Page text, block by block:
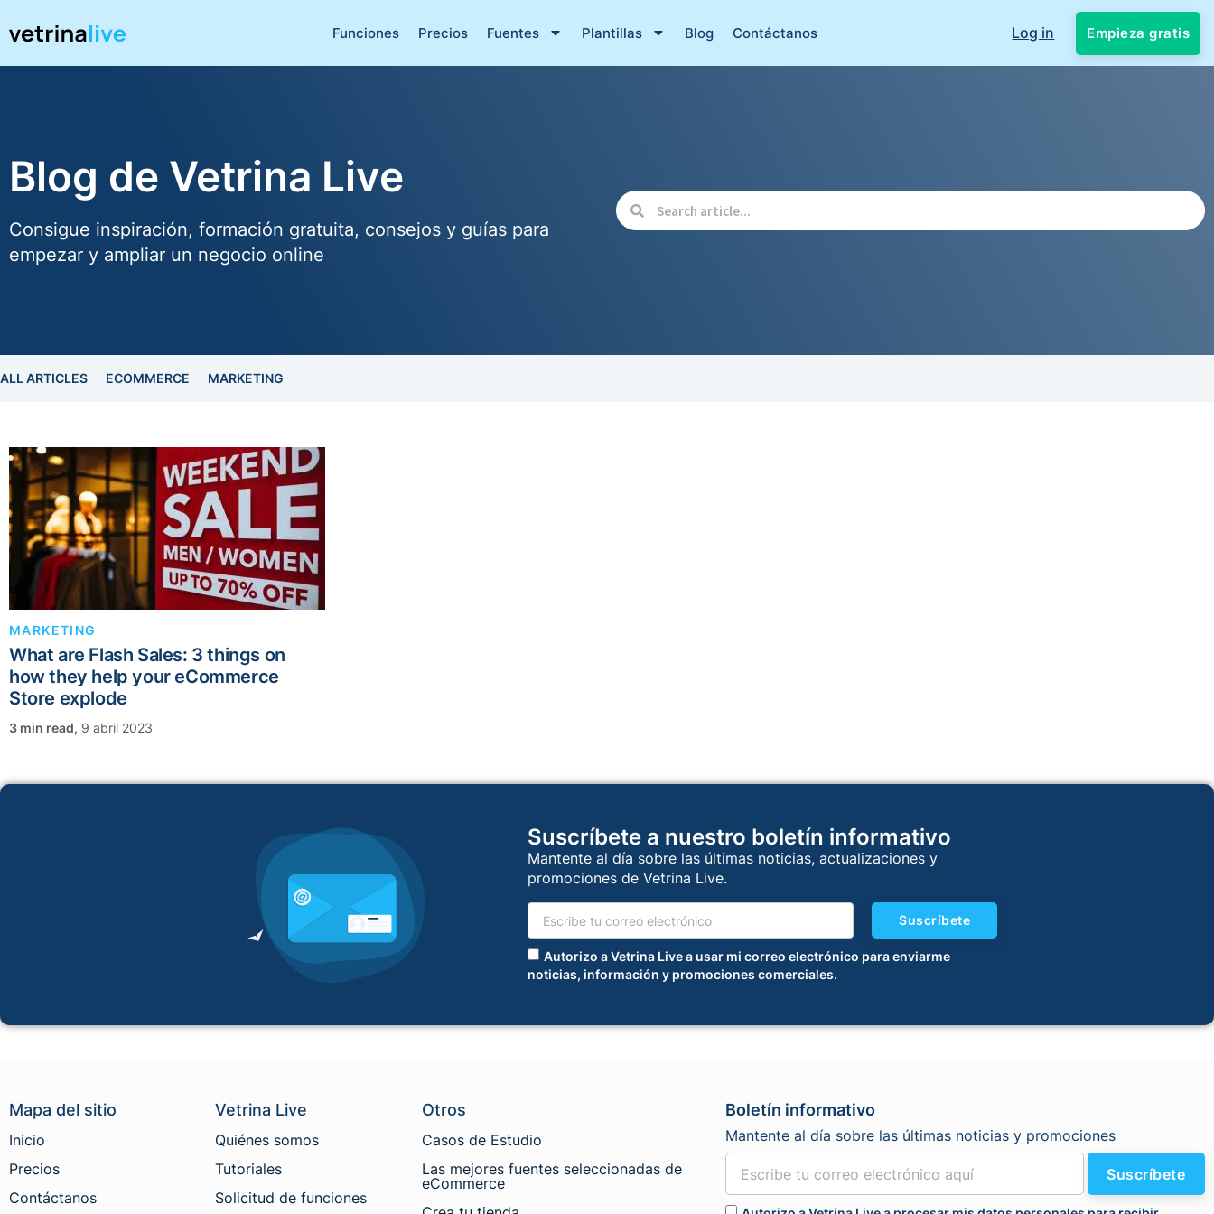
Funciones Precios Fuentes Plantillas Blog Contáctanos Log in Empieza gratis
Blog de Vetrina Live
Consigue inspiración, formación gratuita, consejos y guías para
empezar y ampliar un negocio online
ALL ARTICLES ECOMMERCE MARKETING
MARKETING
What are Flash Sales: 3 things on
how they help your eCommerce
Store explode
, 9 abril 2023
Suscríbete a nuestro boletín informativo
Mantente al día sobre las últimas noticias, actualizaciones y
promociones de Vetrina Live.
Autorizo a Vetrina Live a usar mi correo electrónico para enviarme
noticias, información y promociones comerciales.
Suscríbete
Mapa del sitio
Inicio
Precios
Contáctanos
Vetrina Live
Quiénes somos
Tutoriales
Solicitud de funciones
Otros
Casos de Estudio
Las mejores fuentes seleccionadas de
eCommerce
Boletín informativo
Mantente al día sobre las últimas noticias y promociones
Suscríbete